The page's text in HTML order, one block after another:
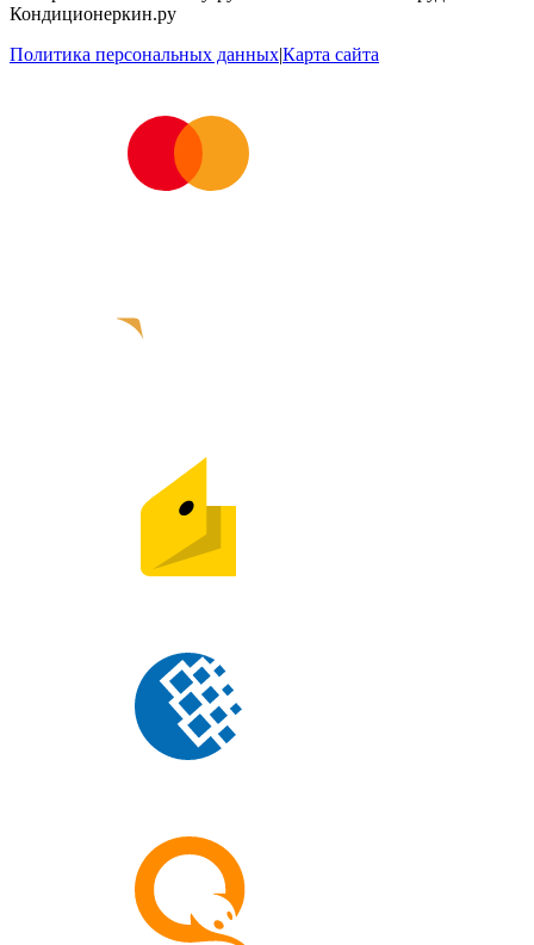
Кондиционеркин.ру
Политика персональных данных|Карта сайта